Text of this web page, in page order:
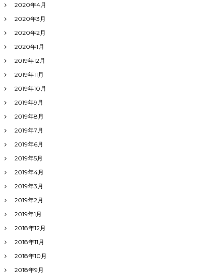
2020年4月
2020年3月
2020年2月
2020年1月
2019年12月
2019年11月
2019年10月
2019年9月
2019年8月
2019年7月
2019年6月
2019年5月
2019年4月
2019年3月
2019年2月
2019年1月
2018年12月
2018年11月
2018年10月
2018年9月